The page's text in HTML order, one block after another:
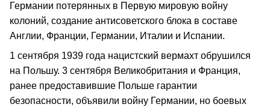
Германии потерянных в Первую мировую войну
колоний, создание антисоветского блока в составе
Англии, Франции, Германии, Италии и Испании.
1 сентября 1939 года нацистский вермахт обрушился
на Польшу. 3 сентября Великобритания и Франция,
ранее предоставившие Польше гарантии
безопасности, объявили войну Германии, но боевых